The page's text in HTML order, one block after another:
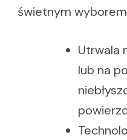
świetnym
Utrwala
lub na